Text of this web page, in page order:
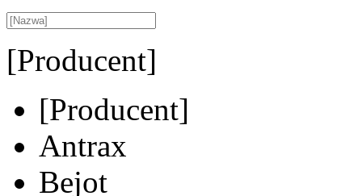
[Producent]
[Producent]
Antrax
Bejot